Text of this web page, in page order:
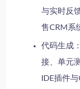
与实时反
售CRM系
代码生成
接、单元
IDE插件